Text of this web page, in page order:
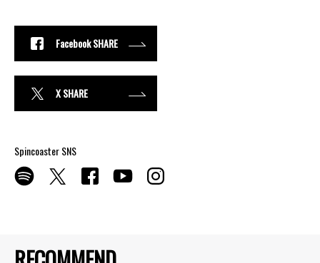
Facebook SHARE
X SHARE
Spincoaster SNS